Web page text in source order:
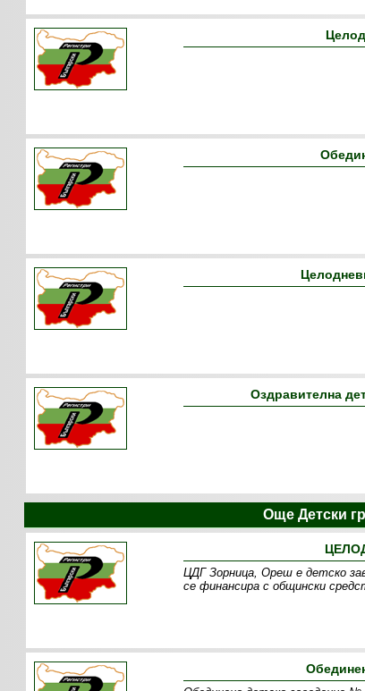
Оздравителна
Още Детски
ЦДГ Зорница, Ореш е детско
се финансира с общински